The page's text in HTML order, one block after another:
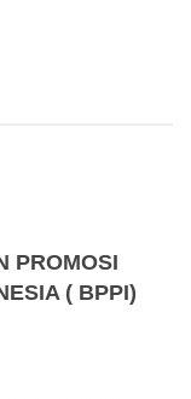
PROMOSI
( BPPI)